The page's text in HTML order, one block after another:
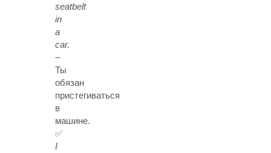
seatbelt
in
a
car.
–
Ты
обязан
пристегиваться
в
машине.
✅
I